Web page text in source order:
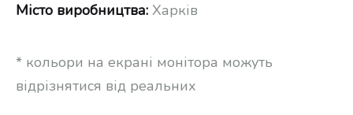
Місто виробництва: Харків
* кольори на екрані монітора можуть
відрізнятися від реальних